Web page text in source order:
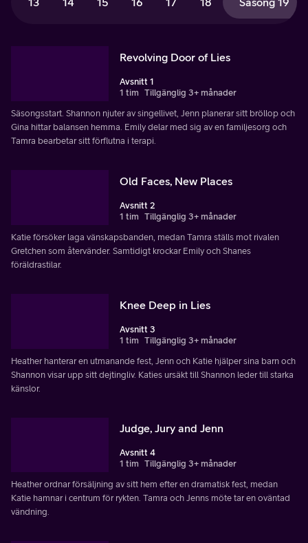
Revolving Door of Lies
Avsnitt 1
1 tim Tillgänglig 3+ månader
Säsongsstart. Shannon njuter av singellivet, Jenn planerar sitt bröllop och
Gina hittar balansen hemma. Emily delar med sig av en familjesorg och
Tamra bearbetar sitt förflutna i terapi.
Old Faces, New Places
Avsnitt 2
1 tim Tillgänglig 3+ månader
Katie försöker laga vänskapsbanden, medan Tamra ställs mot rivalen
Gretchen som återvänder. Samtidigt krockar Emily och Shanes
föräldrastilar.
Knee Deep in Lies
Avsnitt 3
1 tim Tillgänglig 3+ månader
Heather hanterar en utmanande fest, Jenn och Katie hjälper sina barn och
Shannon visar upp sitt dejtingliv. Katies ursäkt till Shannon leder till starka
känslor.
Judge, Jury and Jenn
Avsnitt 4
1 tim Tillgänglig 3+ månader
Heather ordnar försäljning av sitt hem efter en dramatisk fest, medan
Katie hamnar i centrum för rykten. Tamra och Jenns möte tar en oväntad
vändning.